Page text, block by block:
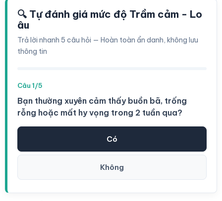
🔍 Tự đánh giá mức độ Trầm cảm - Lo
âu
Trả lời nhanh 5 câu hỏi — Hoàn toàn ẩn danh, không lưu
thông tin
Câu 1/5
Bạn thường xuyên cảm thấy buồn bã, trống
rỗng hoặc mất hy vọng trong 2 tuần qua?
Có
Không